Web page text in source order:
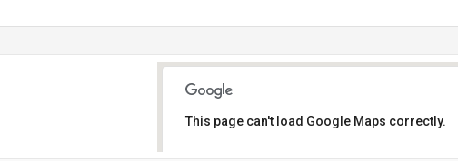
This page can't load Google Maps correctly.